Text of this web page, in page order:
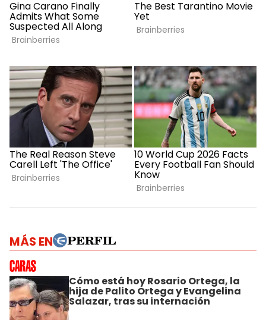
MÁS EN
Cómo está hoy Rosario Ortega, la
hija de Palito Ortega y Evangelina
Salazar, tras su internación